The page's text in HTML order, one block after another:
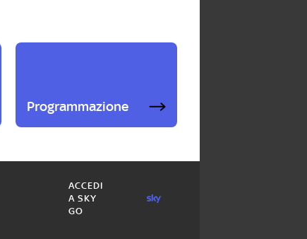
Programmazione
ACCEDI
A SKY
GO